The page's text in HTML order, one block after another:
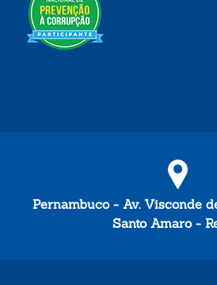
Pernambuco - Av. Visconde
Santo Amaro -